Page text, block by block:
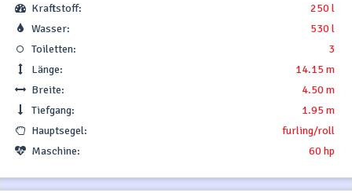
Kraftstoff:
250 l
Wasser:
530 l
Toiletten:
3
Länge:
14.15 m
Breite:
4.50 m
Tiefgang:
1.95 m
Hauptsegel:
furling/roll
Maschine:
60 hp